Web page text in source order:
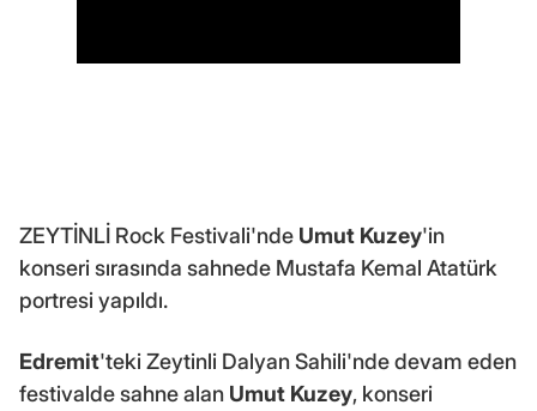
ZEYTİNLİ Rock Festivali'nde Umut Kuzey'in
konseri sırasında sahnede Mustafa Kemal Atatürk
portresi yapıldı.
Edremit'teki Zeytinli Dalyan Sahili'nde devam eden
festivalde sahne alan Umut Kuzey, konseri